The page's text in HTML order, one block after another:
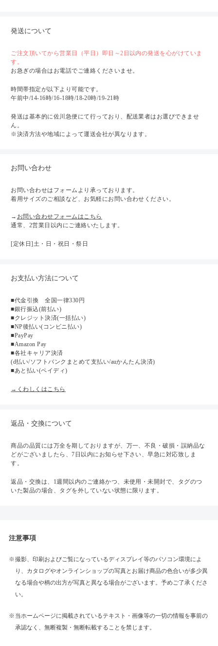
発送について
ご注文頂いてから営業日（平日）即日～2日以内の発送を心がけていま
す。
お急ぎの場合はお電話でご連絡くださいませ。
時間帯指定が以下より可能です。
午前中/14-16時/16-18時/18-20時/19-21時
発送は基本的に佐川急便にて行っており、配送業者はお選びできませ
ん。
※決済方法や地域によって運送会社が異なります。
お問い合わせ
お問い合わせはフォームより承っております。
着用サイズのご相談など、お気軽にお問い合わせください。
→ お問い合わせフォームはこちら
通常、2営業日以内にご連絡いたします。
[定休日]土・日・祝日・祭日
お支払い方法について
■代金引換 全国一律330円
■銀行振込(前払い)
■クレジット決済(一括払い)
■NP後払い(コンビニ払い)
■PayPay
■Amazon Pay
■各社キャリア決済
(d払い/ソフトバンクまとめて支払い/auかんたん決済)
■あと払い(ペイディ)
→くわしくはこちら
返品・交換について
商品の品質には万全を期しておりますが、万一、不良・破損・誤納品な
どがございましたら、7日以内にお知らせ下さい、早急に対応致しま
す。
返品・交換は、1週間以内のご連絡かつ、未使用・未開封で、タグのつ
いた製品の場合、タグを外していない状態に限ります。
注意事項
撮影、印刷およびご覧になっているディスプレイ等のパソコン環境によ
り、カタログやオンラインショップの写真とお届け商品の色合いが多少異
なる場合や柄の出方が写真と異なる場合がございます。予めご了承くださ
い。
当ホームページに掲載されているテキスト・画像等の一切の情報を事前の
承認なく、無断複製・無断転載することを禁じます。